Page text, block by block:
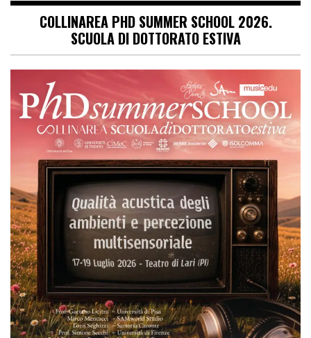
COLLINAREA PHD SUMMER SCHOOL 2026.
SCUOLA DI DOTTORATO ESTIVA